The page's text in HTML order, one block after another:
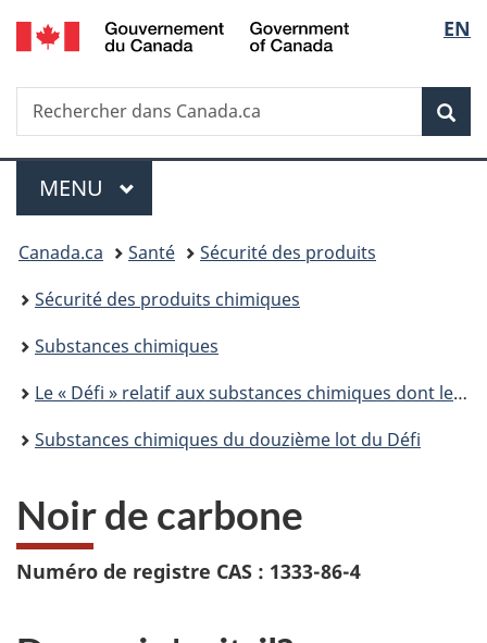
Passer
au
principal
Passer
à
Au
du
Passer
au
de
section
Passer
à
version
simplifiée
de
la
EN
Recherche
Rechercher
dans
Menu
MENU PRINCIPAL
Vous
êtes
ici :
Canada.ca Santé
Sécurité des produits
Sécurité des produits chimiques
Substances chimiques
Le « Défi » relatif aux substances chimiques dont le suivi est de priorité élevée
Substances chimiques du douzième lot du Défi
Noir de carbone
Numéro de registre CAS : 1333-86-4